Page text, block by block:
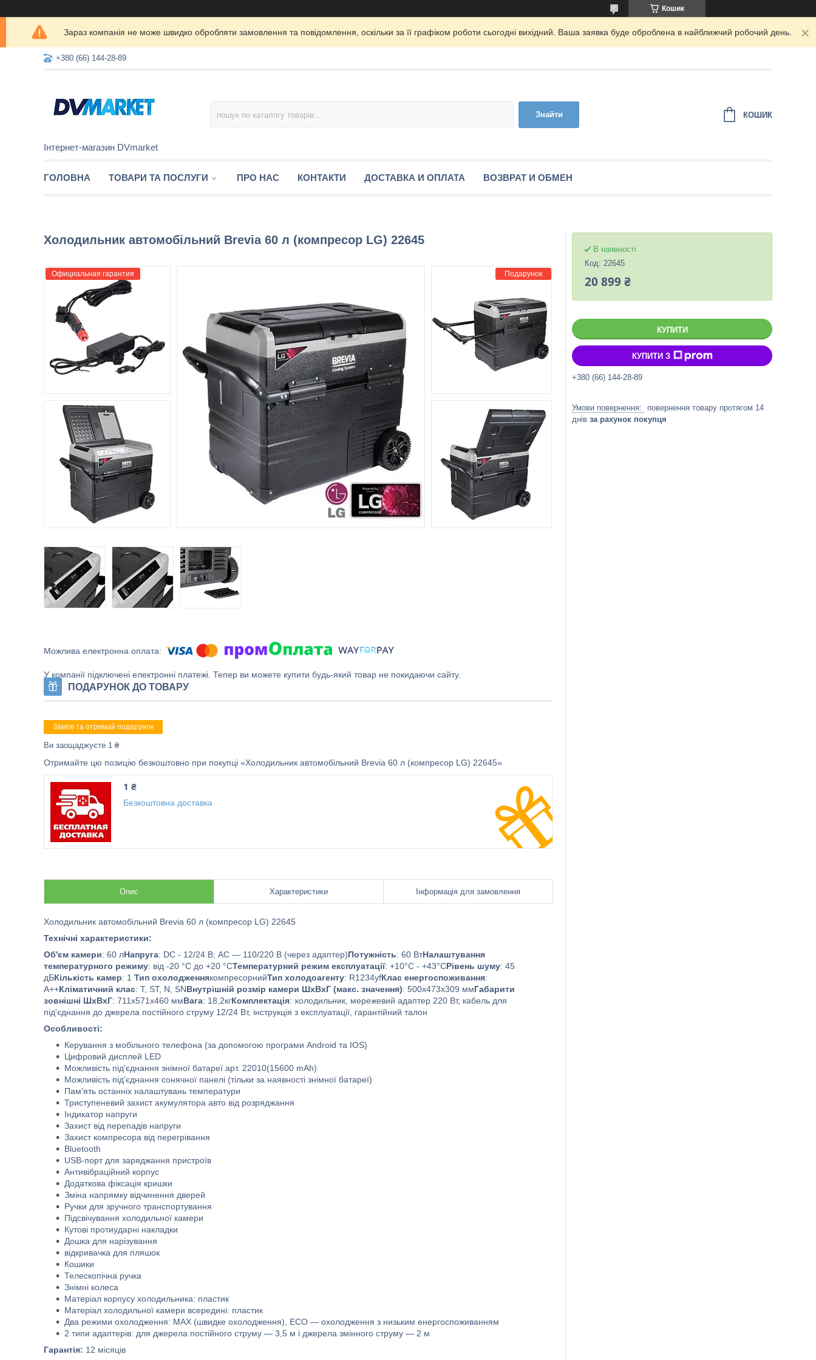
Кошик
Зараз компанія не може швидко обробляти замовлення та повідомлення, оскільки за її графіком роботи сьогодні вихідний. Ваша заявка буде оброблена в найближчий робочий день.
+380 (66) 144-28-89
Інтернет-магазин DVmarket
Знайти КОШИК
ГОЛОВНА ТОВАРИ ТА ПОСЛУГИ ПРО НАС КОНТАКТИ ДОСТАВКА И ОПЛАТА ВОЗВРАТ И ОБМЕН
Холодильник автомобільний Brevia 60 л (компресор LG) 22645
Официальная гарантия Подарунок
У компанії підключені електронні платежі. Тепер ви можете купити будь-який товар не покидаючи сайту.
ПОДАРУНОК ДО ТОВАРУ
Замов та отримай подарунок
Ви заощаджуєте 1 ₴
Отримайте цю позицію безкоштовно при покупці «Холодильник автомобільний Brevia 60 л (компресор LG) 22645»
1 ₴
Безкоштовна доставка
Опис Характеристики Інформація для замовлення
Холодильник автомобільний Brevia 60 л (компресор LG) 22645
Технічні характеристики:
Об'єм камери: 60 лНапруга: DC - 12/24 В; AC — 110/220 В (через адаптер)Потужність: 60 ВтНалаштування
температурного режиму: від -20 °C до +20 °CТемпературний режим експлуатації: +10°C - +43°CРівень шуму: 45
дБКількість камер: 1 Тип охолодженнякомпресорнийТип холодоагенту: R1234yfКлас енергоспоживання:
А++Кліматичний клас: T, ST, N, SNВнутрішній розмір камери ШхВхГ (макс. значення): 500x473x309 ммГабарити
зовнішні ШхВхГ: 711x571x460 ммВага: 18,2кгКомплектація: холодильник, мережевий адаптер 220 Вт, кабель для
під'єднання до джерела постійного струму 12/24 Вт, інструкція з експлуатації, гарантійний талон
Особливості:
Керування з мобільного телефона (за допомогою програми Android та IOS)
Цифровий дисплей LED
Можливість під'єднання знімної батареї арт. 22010(15600 mAh)
Можливість під'єднання сонячної панелі (тільки за наявності знімної батареї)
Пам'ять останніх налаштувань температури
Триступеневий захист акумулятора авто від розряджання
Індикатор напруги
Захист від перепадів напруги
Захист компресора від перегрівання
Bluetooth
USB-порт для заряджання пристроїв
Антивібраційний корпус
Додаткова фіксація кришки
Зміна напрямку відчинення дверей
Ручки для зручного транспортування
Підсвічування холодильної камери
Кутові протиударні накладки
Дошка для нарізування
відкривачка для пляшок
Кошики
Телескопічна ручка
Знімні колеса
Матеріал корпусу холодильника: пластик
Матеріал холодильної камери всередині: пластик
Два режими охолодження: MAX (швидке охолодження), ECO — охолодження з низьким енергоспоживанням
2 типи адаптерів: для джерела постійного струму — 3,5 м і джерела змінного струму — 2 м
Гарантія: 12 місяців
В наявності
Код: 22645
20 899 ₴
КУПИТИ
КУПИТИ З
+380 (66) 144-28-89
повернення товару протягом 14
днів за рахунок покупця